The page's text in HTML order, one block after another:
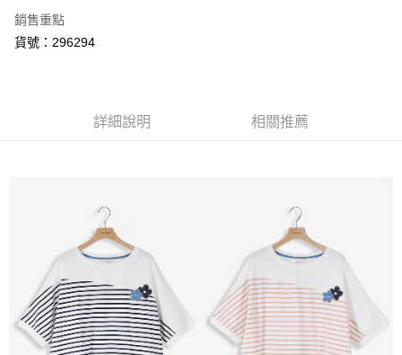
元大商業銀行
台新國際商業銀行
聯邦商業銀行
元大商業銀行
AFTEE先享後付
相關說明
２．便利：只要手機號碼，簡訊認證，即可結帳。
２．訂單成立數日內，您將收到繳費通知簡訊。
３．收到繳費通知簡訊後14天內，點擊此簡訊中的連結，可透過四大超商／
ATM／網路銀行／等多元方式進行付款，方視為交易完成。
※ 請注意：結帳手續完成當下不需立刻繳費，但若您需要取消訂單，請聯絡
購買商品的店家。未經商家同意取消之訂單仍視為有效，需透過AFTEE先享
後付繳納相關費用。
※ 交易是否成功請以「AFTEE先享後付 」之結帳頁面顯示為準，若有關於
是否繳費成功／繳費後需取消欲退款等相關疑問，請聯繫「AFTEE先享後付
客戶支援中心」https://netprotections.freshdesk.com/support/home
每筆NT$80，滿NT$999(含以上)免運費
7-11取貨付款
每筆NT$80，滿NT$2,200(含以上)免運費
付款後7-11取貨
每筆NT$80，滿NT$2,200(含以上)免運費
銷售重點
貨號：296294
詳細說明 相關推薦